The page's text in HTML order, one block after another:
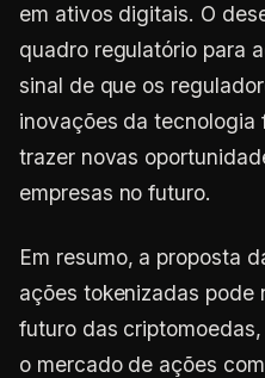
em ativos digitais. O
quadro regulatório para
sinal de que os
inovações da tecnologia
trazer novas
empresas no futuro.
Em resumo, a proposta
ações tokenizadas pode
futuro das
o mercado de ações